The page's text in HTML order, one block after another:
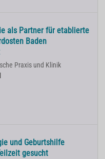
als Partner für etablierte
Baden
Praxis und Klinik
und Geburtshilfe
gesucht